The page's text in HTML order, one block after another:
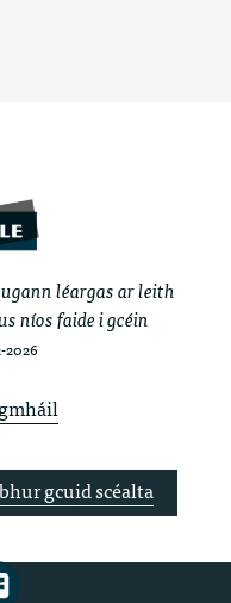
léargas ar leith
níos faide i gcéin
2026
gcuid scéalta